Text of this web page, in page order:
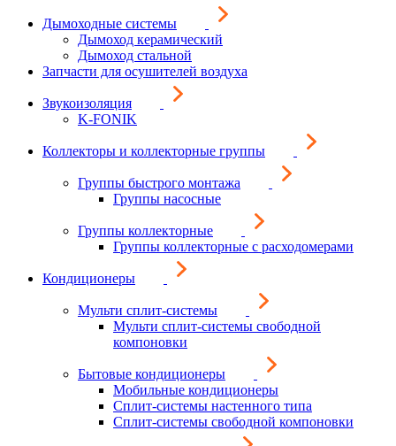
Дымоходные системы
Дымоход керамический
Дымоход стальной
Запчасти для осушителей воздуха
Звукоизоляция
K-FONIK
Коллекторы и коллекторные группы
Группы быстрого монтажа
Группы насосные
Группы коллекторные
Группы коллекторные с расходомерами
Кондиционеры
Мульти сплит-системы
Мульти сплит-системы свободной
компоновки
Бытовые кондиционеры
Мобильные кондиционеры
Сплит-системы настенного типа
Сплит-системы свободной компоновки